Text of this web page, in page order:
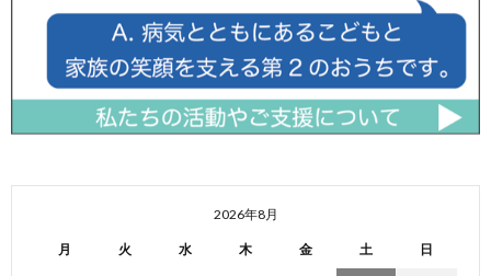
2026年8月
月 火 水 木 金 土 日